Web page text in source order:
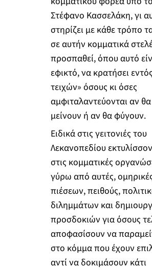
Στέφανο Κασσελάκη, γι
στηρίζει με κάθε τρόπο
σε αυτήν κομματικά
προσπαθεί, όπου αυτό
εφικτό, να κρατήσει
τειχών» όσους κι όσες
αμφιταλαντεύονται αν θα
μείνουν ή αν θα φύγουν.
Ειδικά στις γειτονιές του
Λεκανοπεδίου
στις κομματικές
γύρω από αυτές,
πιέσεων, πειθούς,
διλημμάτων και
προσδοκιών για όσους
αποφασίσουν να
στο κόμμα που έχουν
αντί να δοκιμάσουν κάτι